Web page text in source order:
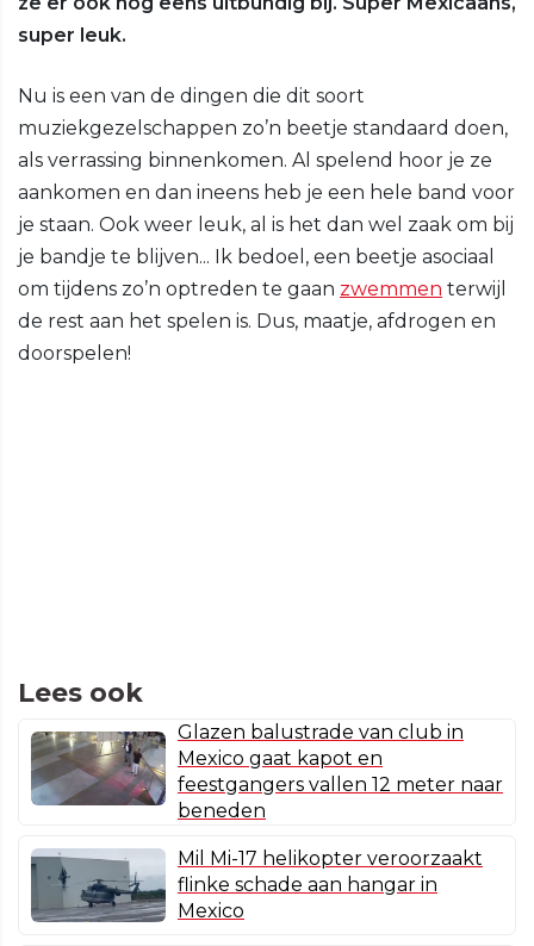
super leuk.
Nu is een van de dingen die dit soort
muziekgezelschappen zo’n beetje standaard doen,
als verrassing binnenkomen. Al spelend hoor je ze
aankomen en dan ineens heb je een hele band voor
je staan. Ook weer leuk, al is het dan wel zaak om bij
je bandje te blijven... Ik bedoel, een beetje asociaal
om tijdens zo’n optreden te gaan zwemmen terwijl
de rest aan het spelen is. Dus, maatje, afdrogen en
doorspelen!
Lees ook
Glazen balustrade van club in
Mexico gaat kapot en
feestgangers vallen 12 meter naar
beneden
Mil Mi-17 helikopter veroorzaakt
flinke schade aan hangar in
Mexico